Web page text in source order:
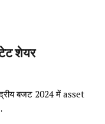
शेयर
केंद्रीय बजट 2024 में asset